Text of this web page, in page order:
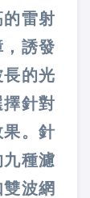
雷射
誘發
的光
針對
。針
種濾
波網